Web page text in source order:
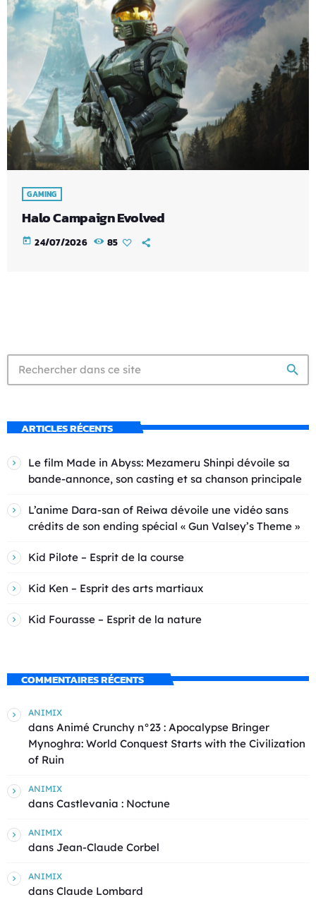
GAMING
Halo Campaign Evolved
today 24/07/2026 85
search
ARTICLES RÉCENTS
Le film Made in Abyss: Mezameru Shinpi dévoile sa
bande-annonce, son casting et sa chanson principale
L’anime Dara-san of Reiwa dévoile une vidéo sans
crédits de son ending spécial « Gun Valsey’s Theme »
Kid Pilote – Esprit de la course
Kid Ken – Esprit des arts martiaux
Kid Fourasse – Esprit de la nature
COMMENTAIRES RÉCENTS
ANIMIX
dans Animé Crunchy n°23 : Apocalypse Bringer
Mynoghra: World Conquest Starts with the Civilization
of Ruin
ANIMIX
dans Castlevania : Noctune
ANIMIX
dans Jean-Claude Corbel
ANIMIX
dans Claude Lombard